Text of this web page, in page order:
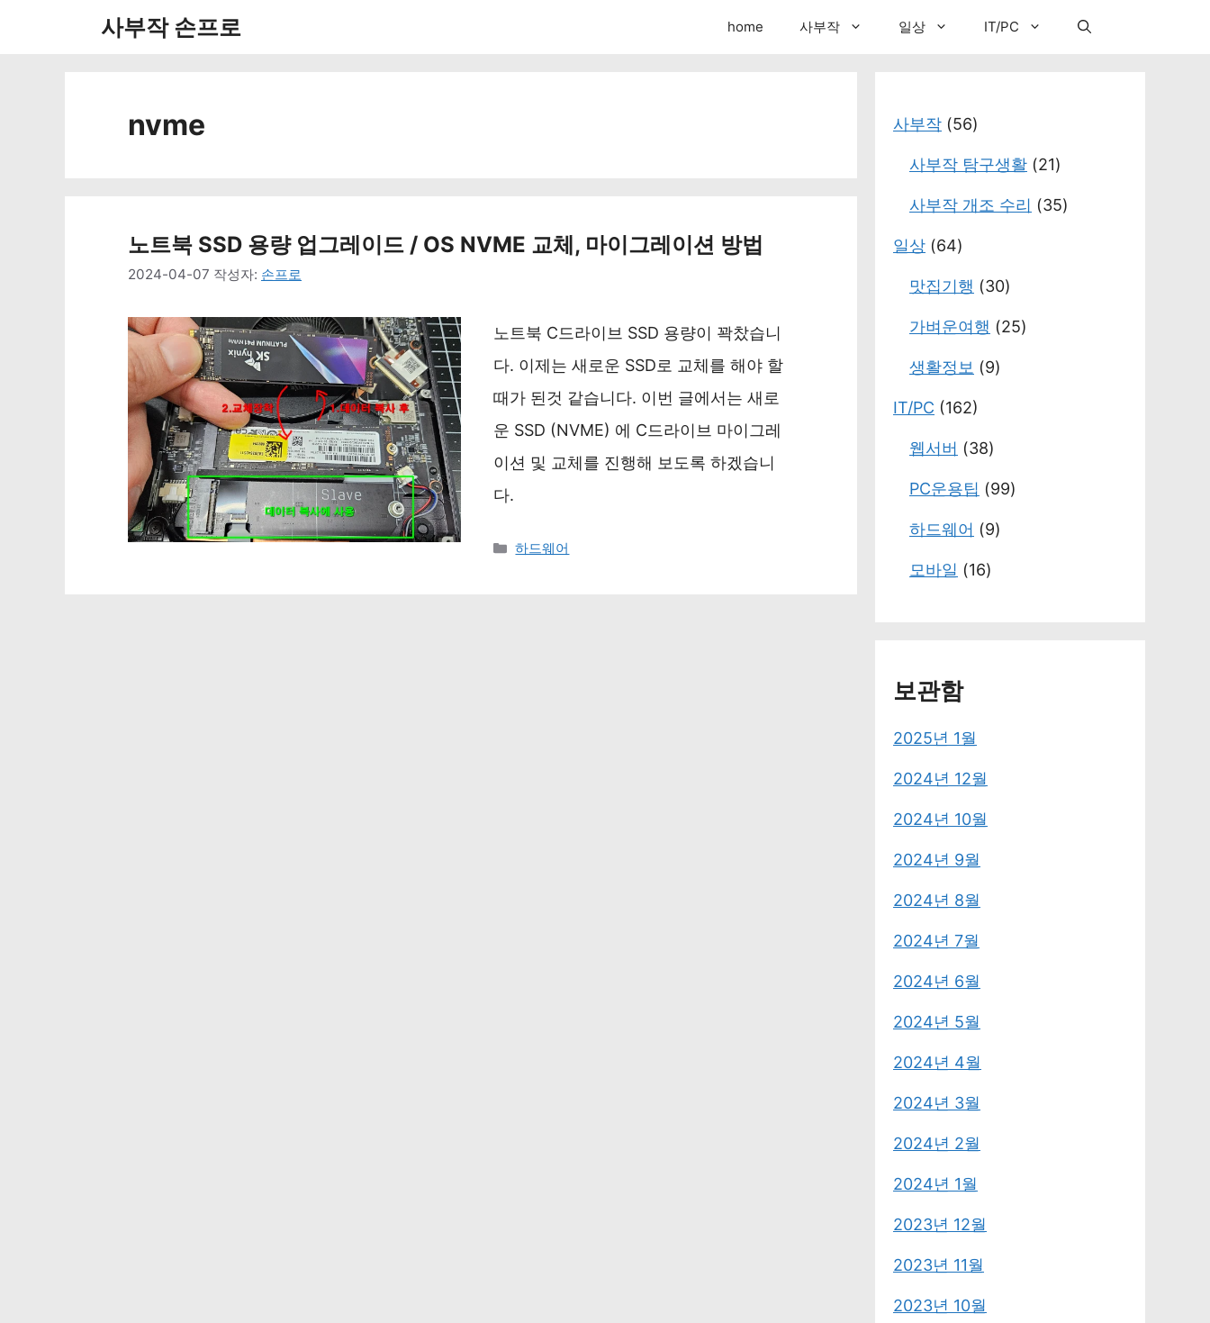
사부작 손프로 home 사부작 일상 IT/PC
nvme
노트북 SSD 용량 업그레이드 / OS NVME 교체, 마이그레이션 방법
2024-04-07 작성자: 손프로
노트북 C드라이브 SSD 용량이 꽉찼습니
다. 이제는 새로운 SSD로 교체를 해야 할
때가 된것 같습니다. 이번 글에서는 새로
운 SSD (NVME) 에 C드라이브 마이그레
이션 및 교체를 진행해 보도록 하겠습니
다.
카
하드웨어
사부작 (56)
사부작 탐구생활 (21)
사부작 개조 수리 (35)
일상 (64)
맛집기행 (30)
가벼운여행 (25)
생활정보 (9)
IT/PC (162)
웹서버 (38)
PC운용팁 (99)
하드웨어 (9)
모바일 (16)
보관함
2025년 1월
2024년 12월
2024년 10월
2024년 9월
2024년 8월
2024년 7월
2024년 6월
2024년 5월
2024년 4월
2024년 3월
2024년 2월
2024년 1월
2023년 12월
2023년 11월
2023년 10월